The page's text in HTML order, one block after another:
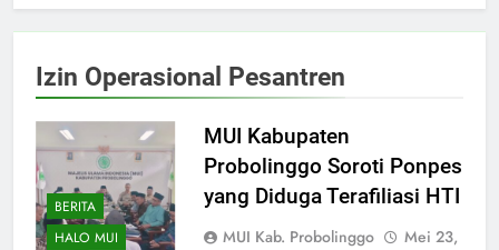
Izin Operasional Pesantren
BERITA
HALO MUI
MUI Kabupaten
Probolinggo Soroti Ponpes
yang Diduga Terafiliasi HTI
MUI Kab. Probolinggo
Mei 23,